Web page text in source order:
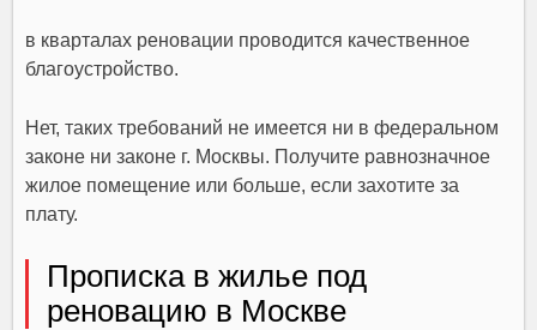
в кварталах реновации проводится качественное
благоустройство.
Нет, таких требований не имеется ни в федеральном
законе ни законе г. Москвы. Получите равнозначное
жилое помещение или больше, если захотите за
плату.
Прописка в жилье под
реновацию в Москве